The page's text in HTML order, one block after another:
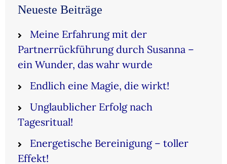
Neueste Beiträge
Meine Erfahrung mit der
Partnerrückführung durch Susanna –
ein Wunder, das wahr wurde
Endlich eine Magie, die wirkt!
Unglaublicher Erfolg nach
Tagesritual!
Energetische Bereinigung – toller
Effekt!